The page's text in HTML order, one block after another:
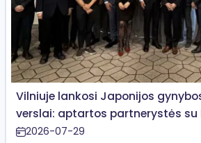
Vilniuje lankosi Japonijos
verslai: aptartos partnerystės su
2026-07-29